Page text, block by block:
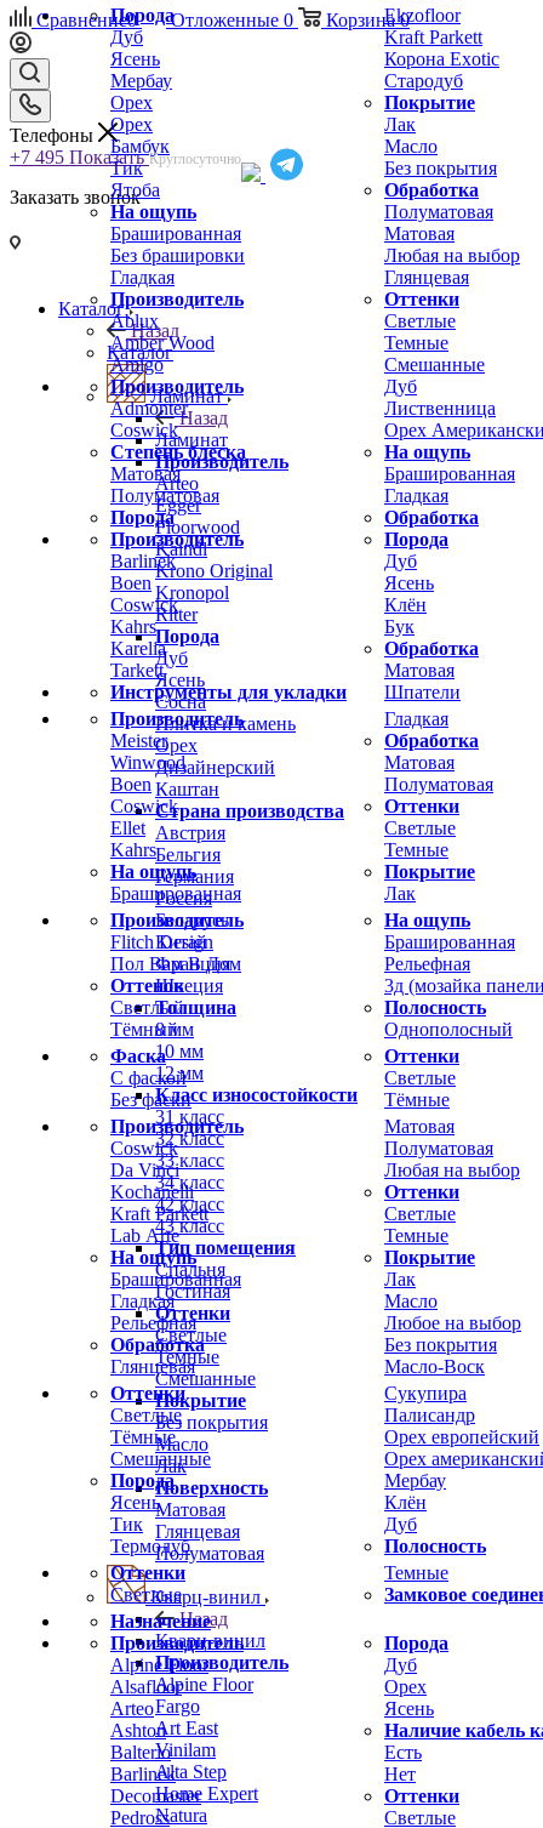
Порода
Дуб
Ясень
Мербау
Орех
Орех
Бамбук
Тик
Ятоба
На ощупь
Брашированная
Без брашировки
Гладкая
Производитель
Ablux
Amber Wood
Amigo
Ekzofloor
Kraft Parkett
Корона Exotic
Стародуб
Покрытие
Лак
Масло
Без покрытия
Обработка
Полуматовая
Матовая
Любая на выбор
Глянцевая
Оттенки
Светлые
Темные
Смешанные
Производитель
Admonter
Coswick
Степень блеска
Матовая
Полуматовая
Порода
Дуб
Лиственница
Орех
На ощупь
Брашированная
Гладкая
Обработка
Производитель
Barlinek
Boen
Coswick
Kahrs
Karelia
Tarkett
Порода
Дуб
Ясень
Клён
Бук
Обработка
Матовая
Инструменты для укладки
Шпатели
Производитель
Meister
Winwood
Boen
Coswick
Ellet
Kahrs
На ощупь
Брашированная
Гладкая
Обработка
Матовая
Полуматовая
Оттенки
Светлые
Темные
Покрытие
Лак
Производитель
Flitch Design
Пол Вам В Дом
Оттенок
Светлый
Тёмный
На ощупь
Брашированная
Рельефная
3д (мозайка
Полосность
Однополосный
Фаска
С фаской
Без фаски
Оттенки
Светлые
Тёмные
Производитель
Coswick
Da Vinci
Kochanelli
Kraft Parkett
Lab Arte
На ощупь
Брашированная
Гладкая
Рельефная
Обработка
Глянцевая
Матовая
Полуматовая
Любая на выбор
Оттенки
Светлые
Темные
Покрытие
Лак
Масло
Любое на выбор
Без покрытия
Масло-Воск
Оттенки
Светлые
Тёмные
Смешанные
Порода
Ясень
Тик
Термодуб
Сукупира
Палисандр
Орех европейский
Орех
Мербау
Клён
Дуб
Полосность
Оттенки
Светлые
Темные
Замковое
Назначение
Производитель
Alpine Floor
Alsafloor
Arteo
Ashton
Balterio
Barlinek
Decomaster
Pedross
Порода
Дуб
Орех
Ясень
Наличие кабель
Есть
Нет
Оттенки
Светлые
Сравнение0 Отложенные 0 Корзина 0
Телефоны
+7 495 Показать Круглосуточно
Заказать звонок
Каталог
Назад
Каталог
Ламинат
Назад
Ламинат
Производитель
Arteo
Egger
Floorwood
Kaindl
Krono Original
Kronopol
Ritter
Порода
Дуб
Ясень
Сосна
Плитка и камень
Орех
Дизайнерский
Каштан
Страна производства
Австрия
Бельгия
Германия
Россия
Беларусь
Китай
Франция
Швеция
Толщина
8 мм
10 мм
12 мм
Класс износостойкости
31 класс
32 класс
33 класс
34 класс
42 класс
43 класс
Тип помещения
Спальня
Гостиная
Оттенки
Светлые
Темные
Смешанные
Покрытие
Без покрытия
Масло
Лак
Поверхность
Матовая
Глянцевая
Полуматовая
Кварц-винил
Назад
Кварц-винил
Производитель
Alpine Floor
Fargo
Art East
Vinilam
Alta Step
Home Expert
Natura